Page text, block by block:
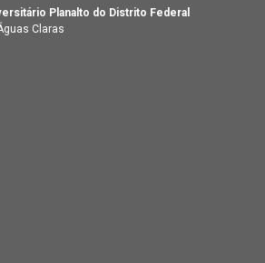
Planalto do Distrito Federal
Claras